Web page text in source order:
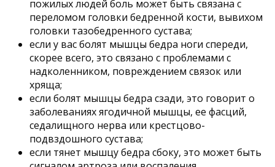
пожилых людей боль может быть связана с
переломом головки бедренной кости, вывихом
головки тазобедренного сустава;
если у вас болят мышцы бедра ноги спереди,
скорее всего, это связано с проблемами с
надколенником, повреждением связок или
хряща;
если болят мышцы бедра сзади, это говорит о
заболеваниях ягодичной мышцы, ее фасций,
седалищного нерва или крестцово-
подвздошного сустава;
если тянет мышцу бедра сбоку, это может быть